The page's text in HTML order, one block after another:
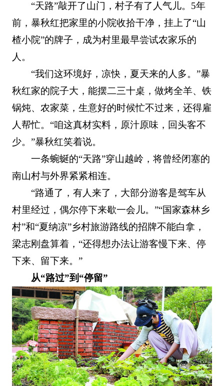
“天路”敲开了山门，村子有了人气儿。5年
前，暴秋红把家里的小院收拾干净，挂上了“山
楂小院”的牌子，成为村里最早尝试农家乐的
人。
“我们这环境好，凉快，夏天来的人多。”暴
秋红家的院子大，能摆二三十桌，做烤全羊、铁
锅炖、农家菜，生意好的时候忙不过来，还得雇
人帮忙。“咱这真材实料，原汁原味，回头客不
少。”暴秋红笑着说。
一条蜿蜒的“天路”穿山越岭，将曾经闭塞的
南山村与外界紧紧相连。
“路通了，有人来了，大部分游客是驾车从
村里经过，偶尔停下来歇一会儿。”“国家森林乡
村”和“夏纳凉”乡村旅游路线的招牌不能白拿，
梁志刚盘算着，“还得想办法让游客慢下来、停
下来、留下来。”
从“路过”到“停留”